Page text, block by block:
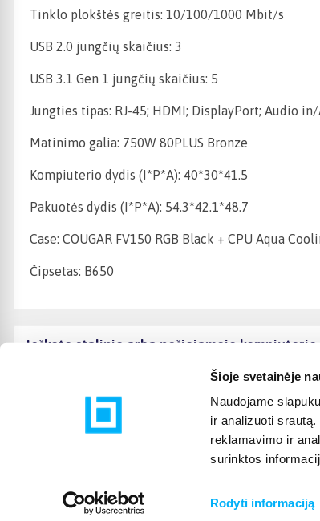
Šioje svetainėje
Naudojame
ir analizuoti
reklamavimo ir
surinktos
Rodyti informaciją
Tinklo plokštės greitis: 10/100/1000 Mbit/s
USB 2.0 jungčių skaičius: 3
USB 3.1 Gen 1 jungčių skaičius: 5
Jungties tipas: RJ-45; HDMI; DisplayPort; Audio
Matinimo galia: 750W 80PLUS Bronze
Kompiuterio dydis (I*P*A): 40*30*41.5
Pakuotės dydis (I*P*A): 54.3*42.1*48.7
Case: COUGAR FV150 RGB Black + CPU Aqua
Čipsetas: B650
Ieškote stalinio arba nešiojamojo